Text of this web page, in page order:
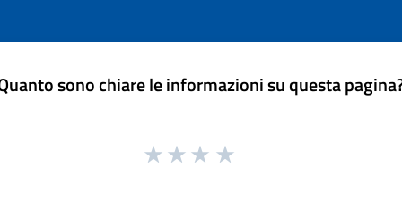
sono chiare le informazioni su questa